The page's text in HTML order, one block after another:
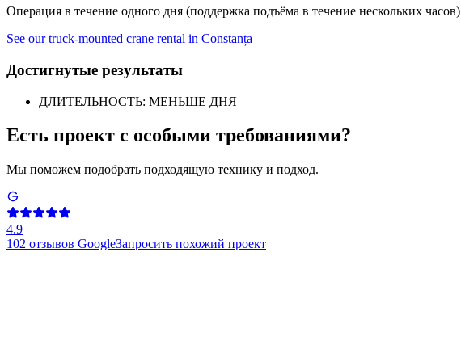
Операция в течение одного дня (поддержка подъёма в течение нескольких часов)
See our truck-mounted crane rental in Constanța
Достигнутые результаты
ДЛИТЕЛЬНОСТЬ: МЕНЬШЕ ДНЯ
Есть проект с особыми требованиями?
Мы поможем подобрать подходящую технику и подход.
4.9
102 отзывов GoogleЗапросить похожий проект